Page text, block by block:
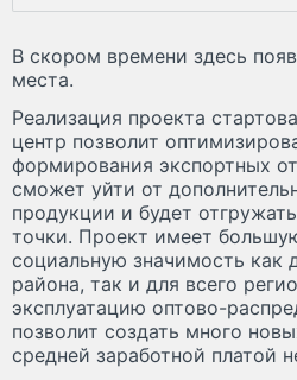
В скором времени здесь
места.
Реализация проекта
центр позволит
формирования экспортных
сможет уйти от
продукции и будет
точки. Проект имеет
социальную значимость как
района, так и для всего
эксплуатацию оптово-
позволит создать много
средней заработной платой